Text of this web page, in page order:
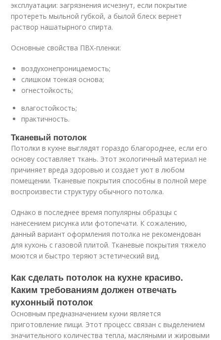
эксплуатации: загрязнения исчезнут, если покрытие
протереть мыльной губкой, а былой блеск вернет
раствор нашатырного спирта.
Основные свойства ПВХ-пленки:
воздухонепроницаемость;
слишком тонкая основа;
огнестойкость;
влагостойкость;
практичность.
Тканевый потолок
Потолки в кухне выглядят гораздо благороднее, если его
основу составляет ткань. Этот экологичный материал не
причиняет вреда здоровью и создает уют в любом
помещении. Тканевые покрытия способны в полной мере
воспроизвести структуру обычного потолка.
Однако в последнее время популярны образцы с
нанесением рисунка или фотопечати. К сожалению,
данный вариант оформления потолка не рекомендован
для кухонь с газовой плитой. Тканевые покрытия тяжело
моются и быстро теряют эстетический вид.
Как сделать потолок на кухне красиво.
Каким требованиям должен отвечать
кухонный потолок
Основным предназначением кухни является
приготовление пищи. Этот процесс связан с выделением
значительного количества тепла, масляными и жировыми